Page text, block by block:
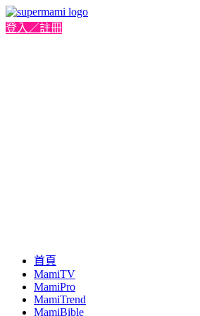
登入／註冊
首頁
MamiTV
MamiPro
MamiTrend
MamiBible